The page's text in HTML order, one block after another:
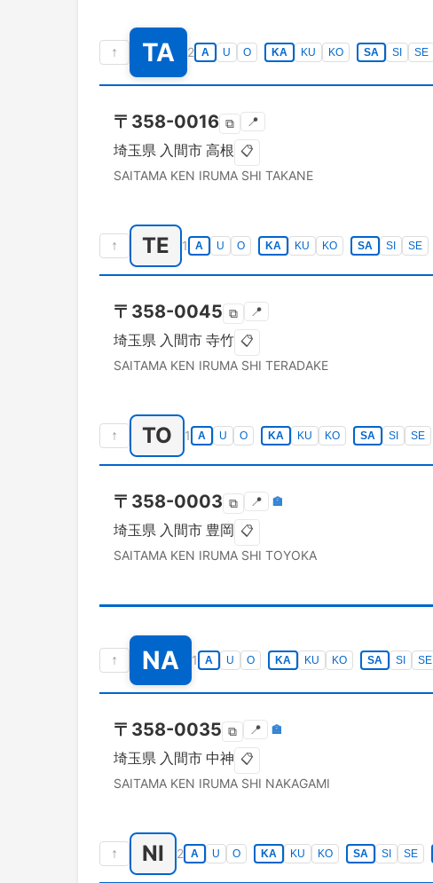
↑ TA 2 A U O KA KU KO SA SI SE
〒 358-0016 ⧉ 📍
埼玉県 入間市 高根 📋
SAITAMA KEN IRUMA SHI TAKANE
↑ TE 1 A U O KA KU KO SA SI SE
〒 358-0045 ⧉ 📍
埼玉県 入間市 寺竹 📋
SAITAMA KEN IRUMA SHI TERADAKE
↑ TO 1 A U O KA KU KO SA SI SE
〒 358-0003 ⧉ 📍 🏣
埼玉県 入間市 豊岡 📋
SAITAMA KEN IRUMA SHI TOYOKA
↑ NA 1 A U O KA KU KO SA SI SE
〒 358-0035 ⧉ 📍 🏣
埼玉県 入間市 中神 📋
SAITAMA KEN IRUMA SHI NAKAGAMI
↑ NI 2 A U O KA KU KO SA SI SE